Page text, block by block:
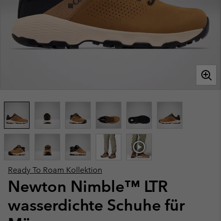
Ready To Roam Kollektion
Newton Nimble™ LTR
wasserdichte Schuhe für